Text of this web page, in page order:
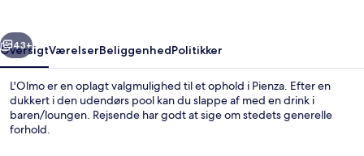
Næste
43+
OversigtVærelserBeliggenhedPolitikker
L'Olmo er en oplagt valgmulighed til et ophold i Pienza. Efter en
dukkert i den udendørs pool kan du slappe af med en drink i
baren/loungen. Rejsende har godt at sige om stedets generelle
forhold.